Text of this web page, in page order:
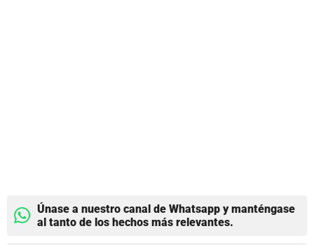
Únase a nuestro canal de Whatsapp y manténgase
al tanto de los hechos más relevantes.